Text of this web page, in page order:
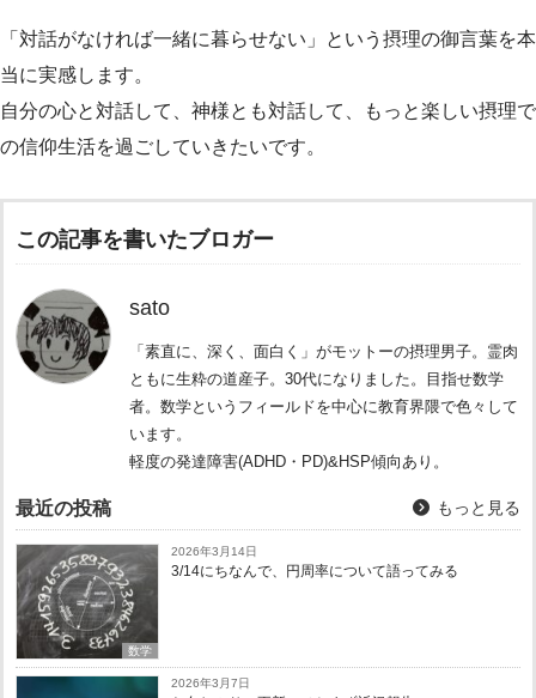
「対話がなければ一緒に暮らせない」という摂理の御言葉を本
当に実感します。
自分の心と対話して、神様とも対話して、もっと楽しい摂理で
の信仰生活を過ごしていきたいです。
この記事を書いたブロガー
sato
「素直に、深く、面白く」がモットーの摂理男子。霊肉
ともに生粋の道産子。30代になりました。目指せ数学
者。数学というフィールドを中心に教育界隈で色々して
います。
軽度の発達障害(ADHD・PD)&HSP傾向あり。
最近の投稿 もっと見る
数学
2026年3月14日
3/14にちなんで、円周率について語ってみる
2026年3月7日